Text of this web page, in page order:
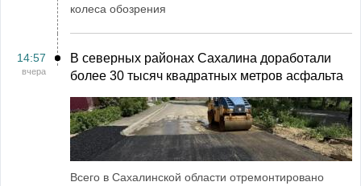
колеса обозрения
14:57
вчера
В северных районах Сахалина доработали
более 30 тысяч квадратных метров асфальта
Всего в Сахалинской области отремонтировано